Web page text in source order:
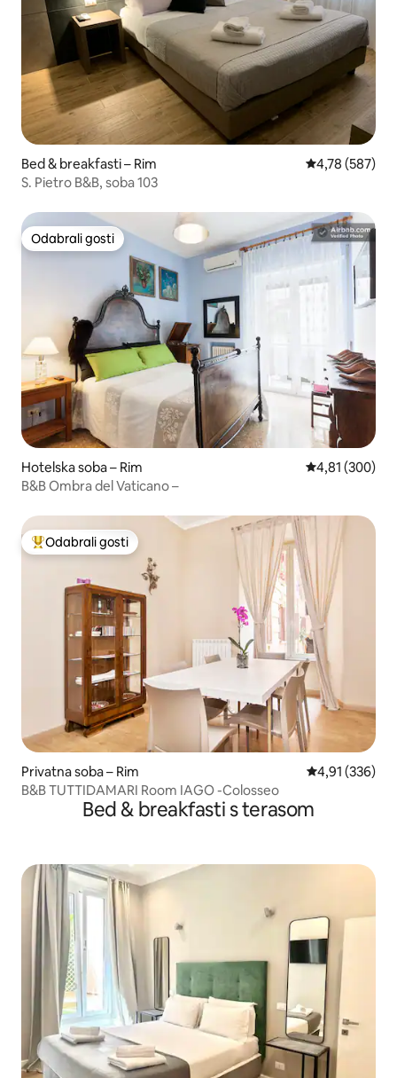
Bed & breakfasti – Rim Prosječna
4,78 (587)
S. Pietro B&B, soba 103
Odabrali gosti
Odabrali gosti
Hotelska soba – Rim Prosječna
4,81 (300)
B&B Ombra del Vaticano –
Među najviše rangiranima s oznakom „Odabrali gosti”
Odabrali gosti
Privatna soba – Rim Prosječna
4,91 (336)
B&B TUTTIDAMARI Room IAGO -Colosseo
Bed & breakfasti s terasom